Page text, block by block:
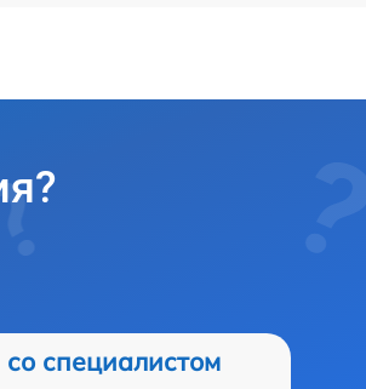
специалистом